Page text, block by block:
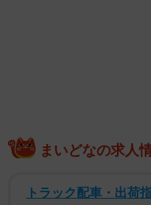
使を選択したのか。その
み合っている。
まいどなの求人
トラック配車・出荷